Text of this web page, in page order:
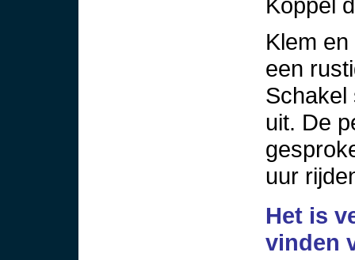
Klem
een
Schakel
uit. De
uur
Het is
vinden